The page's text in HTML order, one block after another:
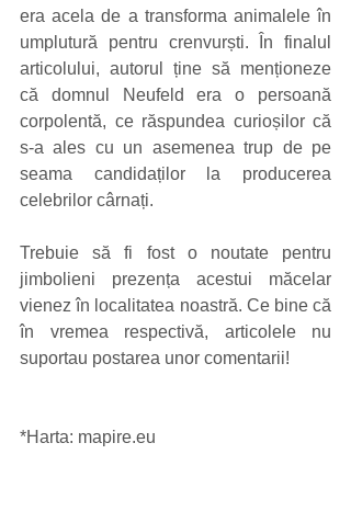
era acela de a transforma animalele în
umplutură pentru crenvurști. În finalul
articolului, autorul ține să menționeze
că domnul Neufeld era o persoană
corpolentă, ce răspundea curioșilor că
s-a ales cu un asemenea trup de pe
seama candidaților la producerea
celebrilor cârnați.
Trebuie să fi fost o noutate pentru
jimbolieni prezența acestui măcelar
vienez în localitatea noastră. Ce bine că
în vremea respectivă, articolele nu
suportau postarea unor comentarii!
*Harta: mapire.eu